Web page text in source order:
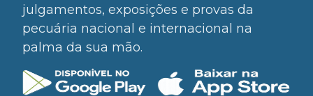
julgamentos, exposições e provas da
pecuária nacional e internacional na
palma da sua mão.